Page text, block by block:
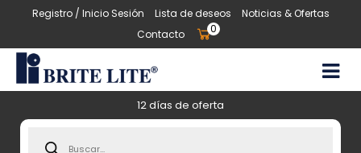
Registro / Inicio Sesión Lista de deseos
Noticias & Ofertas
Contacto
0
12 días de oferta
search